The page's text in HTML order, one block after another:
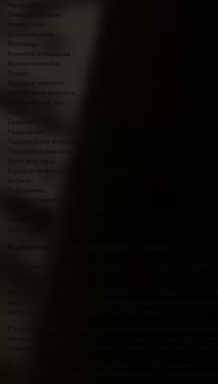
Электрощитовая
Велосипедная
Лестницы
Комната консьержа
Ванная комната
Туалет
Душевая комната
Бильярдная комната
Тренажерный зал
Бассейн
Раздевалка
Гардеробная комната
Подсобная комната
Холл квартиры
Коридор квартиры
Кабинет
Библиотека
Детская комната